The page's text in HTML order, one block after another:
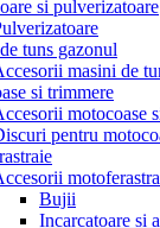
si pulverizatoare
tuns gazonul
masini de
si trimmere
motocoase
pentru
Bujii
Incarcatoare si